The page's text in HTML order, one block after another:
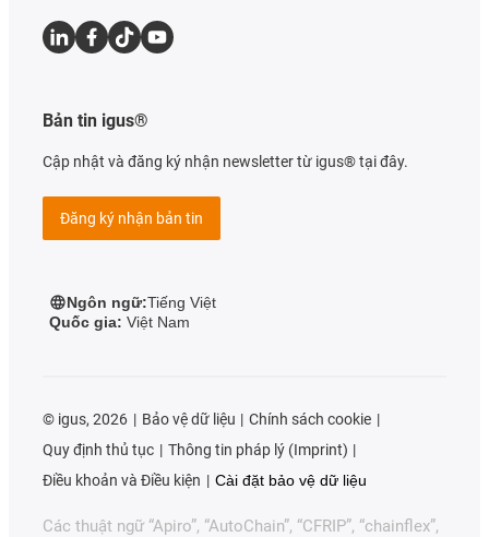
Bản tin igus®
Cập nhật và đăng ký nhận newsletter từ igus® tại đây.
Đăng ký nhận bản tin
Ngôn ngữ:Tiếng Việt
Quốc gia: Việt Nam
© igus, 2026 Bảo vệ dữ liệu
Chính sách cookie
Quy định thủ tục
Thông tin pháp lý (Imprint)
Điều khoản và Điều kiện
Cài đặt bảo vệ dữ liệu
Các thuật ngữ “Apiro”, “AutoChain”, “CFRIP”, “chainflex”,